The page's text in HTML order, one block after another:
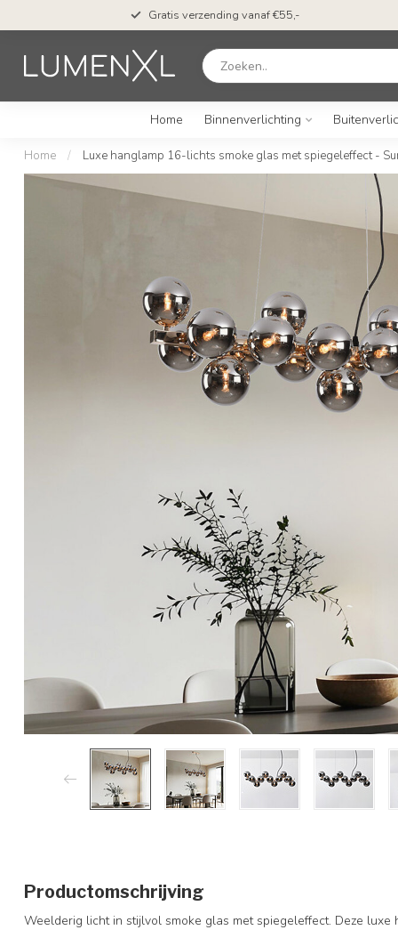
Gratis verzending vanaf €55,-
Home Binnenverlichting
Home / Luxe hanglamp 16-lichts smoke glas met spiegeleffect -
Productomschrijving
Weelderig licht in stijlvol smoke glas met spiegeleffect. Deze